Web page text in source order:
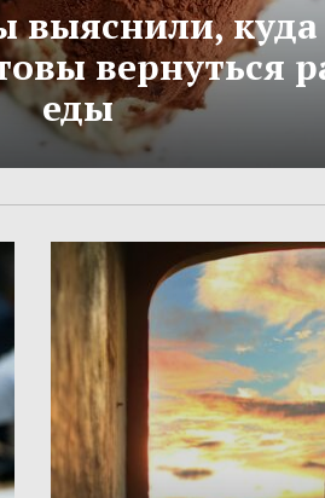
выяснили, куда
вернуться
еды